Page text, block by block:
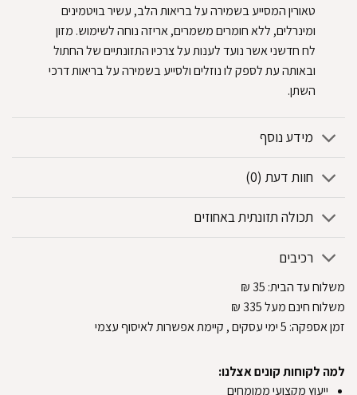
טאורין המסייע בשמירה על בריאות הלב, עשיר בויטמינים
ומינרלים, ללא חומרים משמרים, אריזה נוחה לשימוש. מזון
לח חדשני אשר נועד לענות על צרכיו התזונתיים של החתול
ובאותה עת לספק לו נוזלים ולסייע בשמירה על בריאות דרכי
השתן.
מידע נוסף
חוות דעת (0)
תכולה תזונתית באחוזים
רכיבים
משלוח עד הבית:
₪
משלוח חינם מעל 335
₪
זמן אספקה: 5ימי עסקים, קיימת אפשרות לאיסוף עצמי
למה לקוחות קונים אצלנו:
ייעוץ מקצועי ממומחים